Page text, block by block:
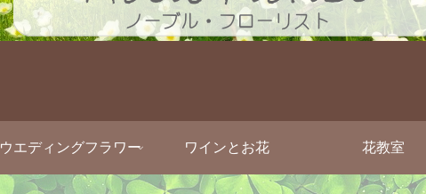
ウエディングフラワー ワインとお花 花教室